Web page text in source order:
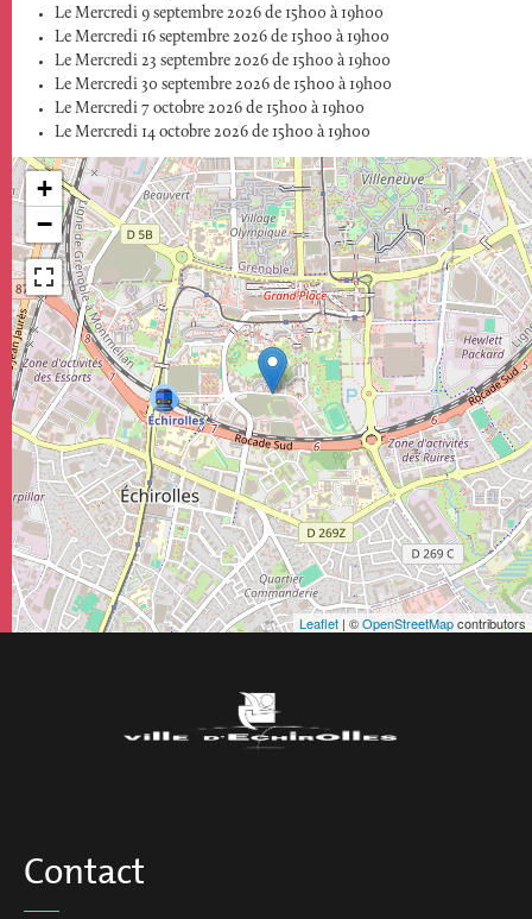
Le Mercredi 9 septembre 2026 de 15h00 à 19h00
Le Mercredi 16 septembre 2026 de 15h00 à 19h00
Le Mercredi 23 septembre 2026 de 15h00 à 19h00
Le Mercredi 30 septembre 2026 de 15h00 à 19h00
Le Mercredi 7 octobre 2026 de 15h00 à 19h00
Le Mercredi 14 octobre 2026 de 15h00 à 19h00
+
−
Leaflet | ©OpenStreetMapcontributors
Contact